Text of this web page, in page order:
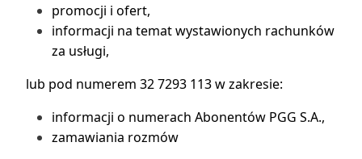
promocji i ofert,
informacji na temat wystawionych rachunków
za usługi,
lub pod numerem 32 7293 113 w zakresie:
informacji o numerach Abonentów PGG S.A.,
zamawiania rozmów